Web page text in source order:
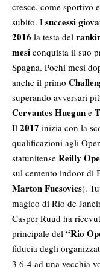
cresce, come sportivo
subito. I successi
2016 la testa del
mesi conquista il suo
Spagna. Pochi mesi
anche il primo
superando avversari
Cervantes Huegun e
Il 2017 inizia con la
qualificazioni agli
statunitense Reilly
sul cemento indoor di
Marton Fucsovics).
magico di Rio de
Casper Ruud ha
principale del “Rio
fiducia degli
3 6-4 ad una vecchia